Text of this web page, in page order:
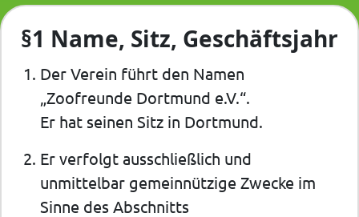
§1 Name, Sitz, Geschäftsjahr
Der Verein führt den Namen
„Zoofreunde Dortmund e.V.“.
Er hat seinen Sitz in Dortmund.
Er verfolgt ausschließlich und
unmittelbar gemeinnützige Zwecke im
Sinne des Abschnitts